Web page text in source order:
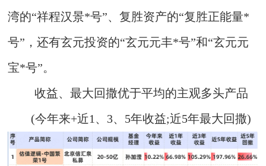
湾的“祥程汉景*号”、复胜资产的“复胜正能量*
号”，还有玄元投资的“玄元元丰*号”和“玄元元
宝*号”。
收益、最大回撒优于平均的主观多头产品
(今年来+近1、3、5年收益;近5年最大回撒)